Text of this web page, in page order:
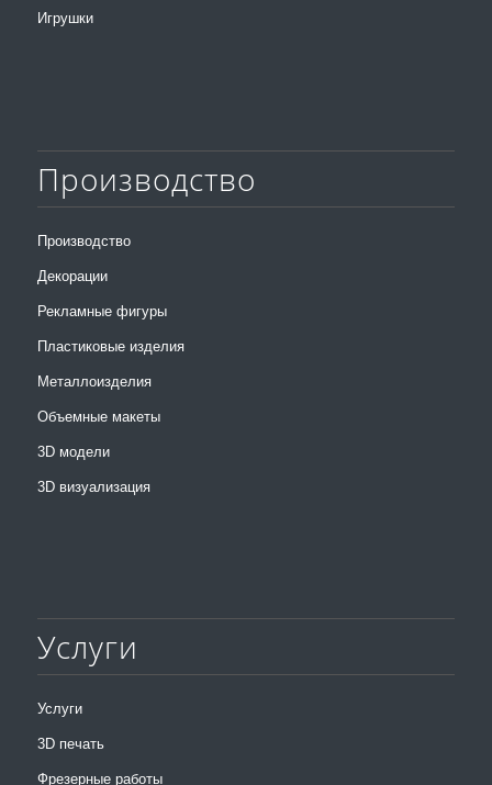
Игрушки
Производство
Производство
Декорации
Рекламные фигуры
Пластиковые изделия
Металлоизделия
Объемные макеты
3D модели
3D визуализация
Услуги
Услуги
3D печать
Фрезерные работы